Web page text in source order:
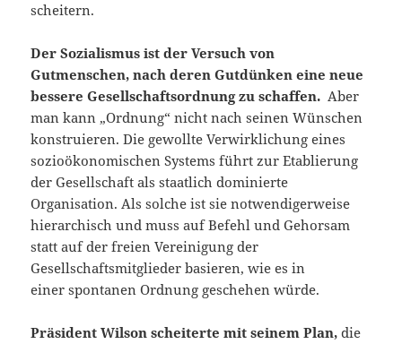
scheitern.
Der Sozialismus ist der Versuch von
Gutmenschen, nach deren Gutdünken eine neue
bessere Gesellschaftsordnung zu schaffen. Aber
man kann „Ordnung“ nicht nach seinen Wünschen
konstruieren. Die gewollte Verwirklichung eines
sozioökonomischen Systems führt zur Etablierung
der Gesellschaft als staatlich dominierte
Organisation. Als solche ist sie notwendigerweise
hierarchisch und muss auf Befehl und Gehorsam
statt auf der freien Vereinigung der
Gesellschaftsmitglieder basieren, wie es in
einer spontanen Ordnung geschehen würde.
Präsident Wilson scheiterte mit seinem Plan, die